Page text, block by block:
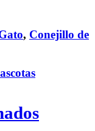
, Conejillo de